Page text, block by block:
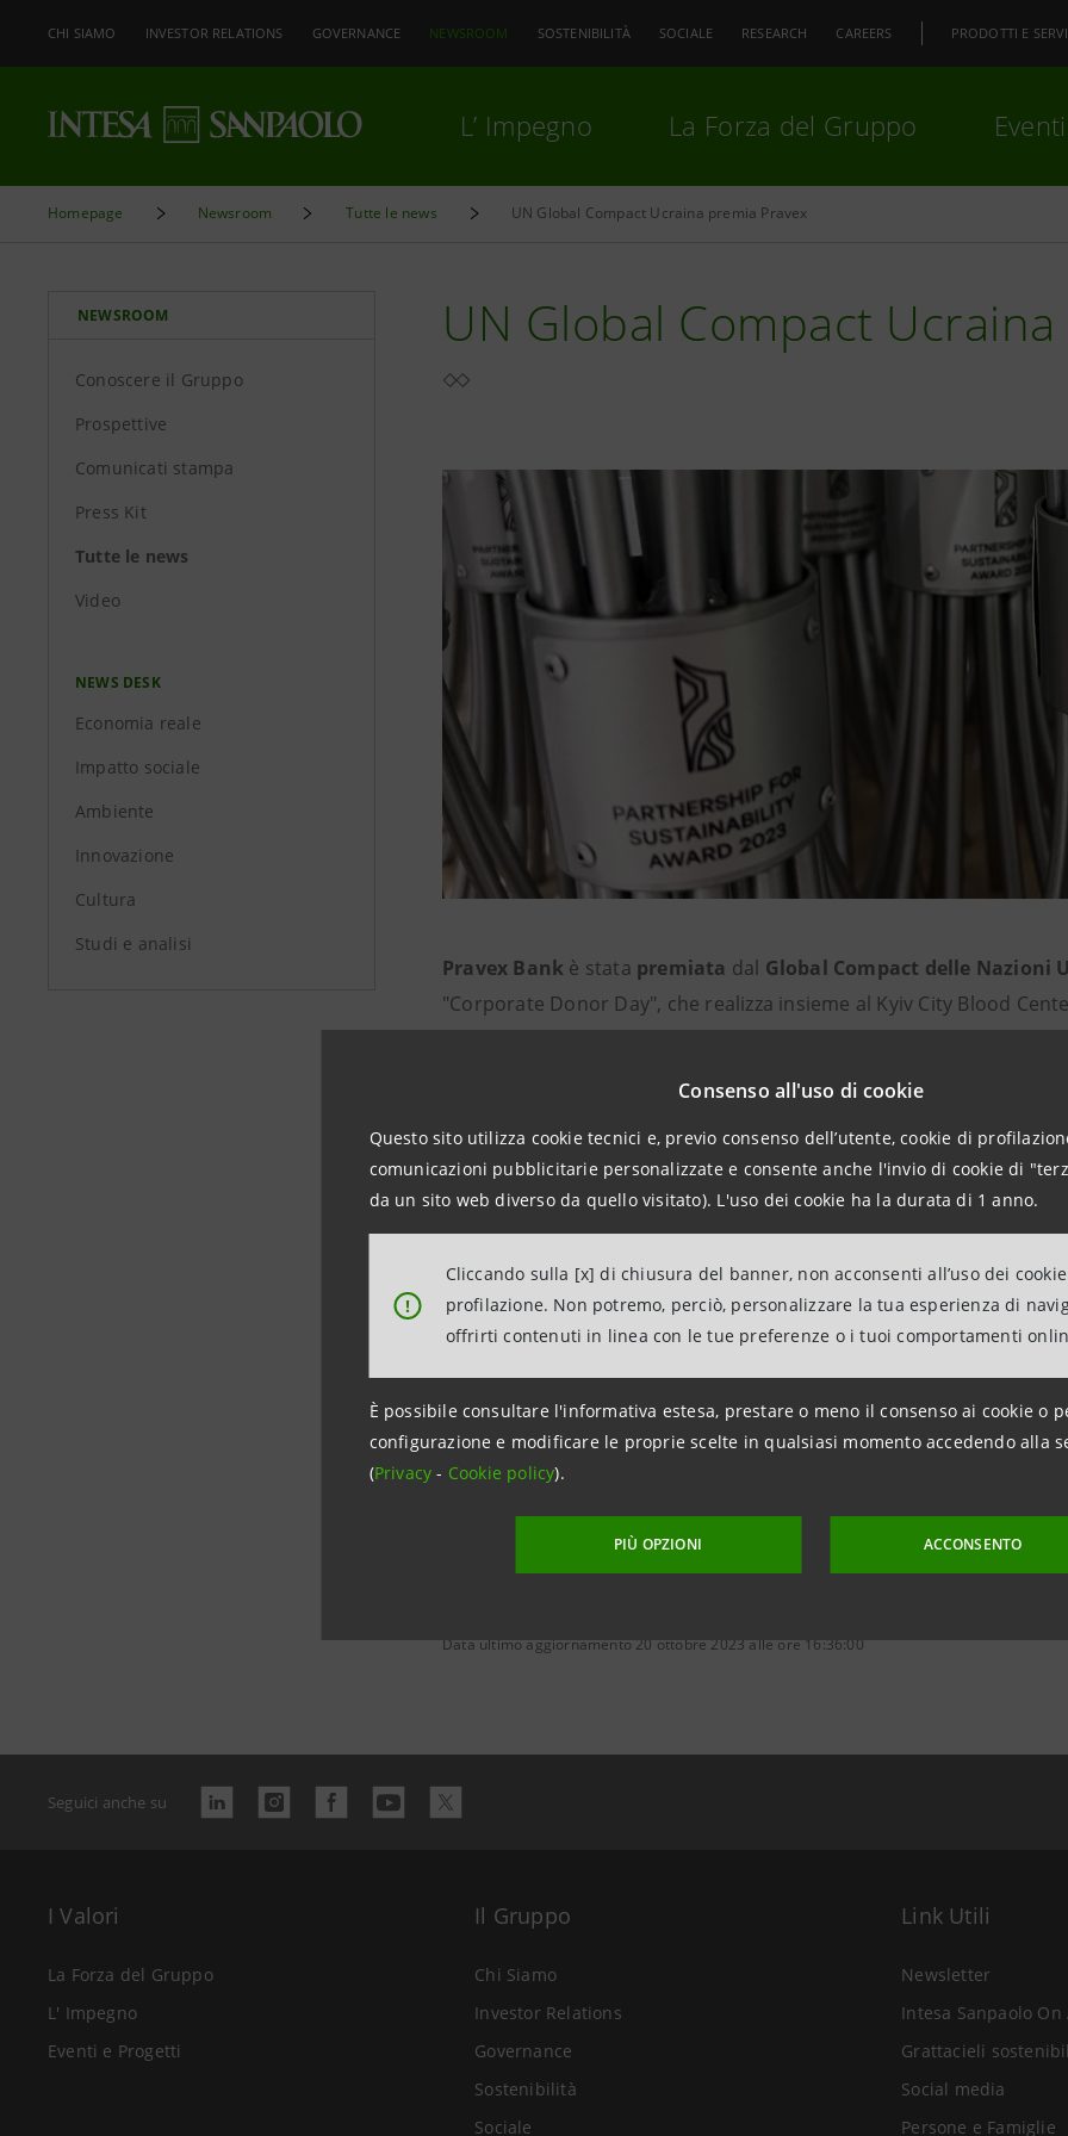
Consenso all'uso di cookie
Questo sito utilizza cookie tecnici e, previo consenso dell’utente, cookie di
comunicazioni pubblicitarie personalizzate e consente anche l'invio di cookie di
da un sito web diverso da quello visitato). L'uso dei cookie ha la durata di 1 anno.
!
Cliccando sulla [x] di chiusura del banner, non acconsenti all’uso dei
profilazione. Non potremo, perciò, personalizzare la tua esperienza di
offrirti contenuti in linea con le tue preferenze o i tuoi comportamenti
È possibile consultare l'informativa estesa, prestare o meno il consenso ai cookie o
configurazione e modificare le proprie scelte in qualsiasi momento accedendo alla
(Privacy- Cookie policy).
PIÙ OPZIONI ACCONSENTO
CHI SIAMO INVESTOR RELATIONS GOVERNANCE NEWSROOM SOSTENIBILITÀ SOCIALE RESEARCH CAREERS PRODOTTI E
L’ Impegno La Forza del Gruppo
Homepage Newsroom Tutte le news UN Global Compact Ucraina premia Pravex
NEWSROOM
Conoscere il Gruppo
Prospettive
Comunicati stampa
Press Kit
Tutte le news
Video
NEWS DESK
Economia reale
Impatto sociale
Ambiente
Innovazione
Cultura
Studi e analisi
UN Global Compact
Pravex Bank è stata premiata dal Global Compact delle Nazioni
"Corporate Donor Day", che realizza insieme al Kyiv City Blood
parte di dipendenti, clienti e partner della Banca, per salvare la
Il riconoscimento è stato assegnato nell’ambito del contest
organizzato annualmente dal Global Compact Network delle
promosse dalle imprese e dal
Pravex Bank, subsidiary del Gruppo Intesa Sanpaoloin Ucraina,
Compact delle Nazioni Unite nei quattro ambiti: diritti umani,
Data ultimo aggiornamento 20 ottobre 2023 alle ore 16:36:00
Seguici anche su
I Valori
La Forza del Gruppo
L' Impegno
Eventi e Progetti
Il Gruppo
Chi Siamo
Investor Relations
Governance
Sostenibilità
Sociale
Link Utili
Newsletter
Intesa Sanpaolo On
Grattacieli
Social media
Persone e Famiglie